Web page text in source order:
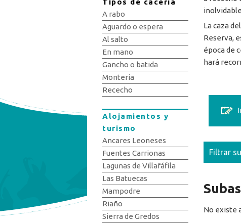
La caza
Reserva,
época de
hará
Filtrar
No existe
Tipos de cacería
A rabo
Aguardo o espera
Al salto
En mano
Gancho o batida
Montería
Rececho
Alojamientos y
turismo
Ancares Leoneses
Fuentes Carrionas
Lagunas de Villafáfila
Las Batuecas
Mampodre
Riaño
Sierra de Gredos